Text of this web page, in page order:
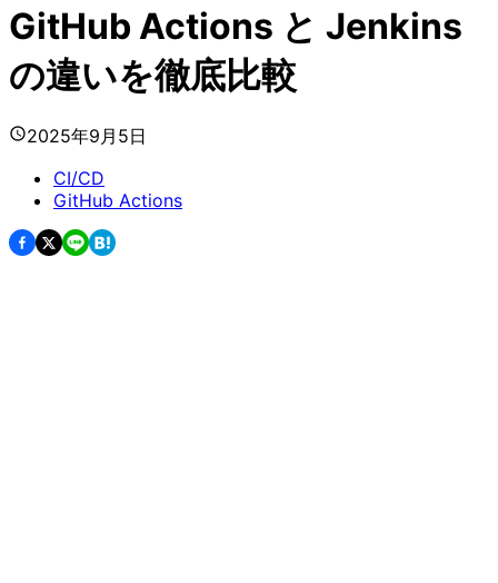
GitHub Actions と Jenkins
の違いを徹底比較
2025年9月5日
CI/CD
GitHub Actions